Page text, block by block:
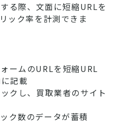
る際、文面に短縮URLを
ック率を計測できま
ームのURLを短縮URL
記載
クし、買取業者のサイト
ク数のデータが蓄積